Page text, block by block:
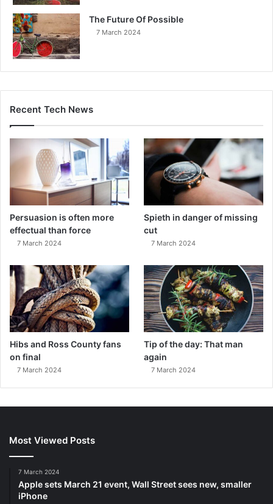
The Future Of Possible
7 March 2024
Recent Tech News
Persuasion is often more
effectual than force
7 March 2024
Spieth in danger of missing
cut
7 March 2024
Hibs and Ross County fans
on final
7 March 2024
Tip of the day: That man
again
7 March 2024
Most Viewed Posts
7 March 2024
Apple sets March 21 event, Wall Street sees new, smaller
iPhone